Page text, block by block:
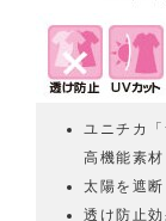
ユニチカ
高機能素材
太陽を遮
透け防止